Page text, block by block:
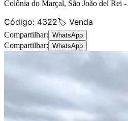
Colônia do Marçal, São João del Rei -
Código: 4322🏷️ Venda
Compartilhar: WhatsApp
Compartilhar: WhatsApp